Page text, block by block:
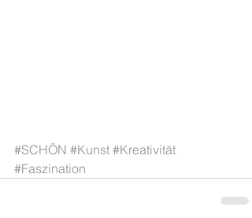
#SCHÖN #Kunst #Kreativität
#Faszination